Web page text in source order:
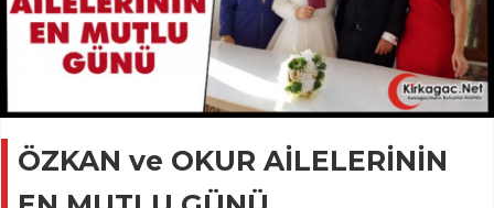
ÖZKAN ve OKUR AİLELERİNİN